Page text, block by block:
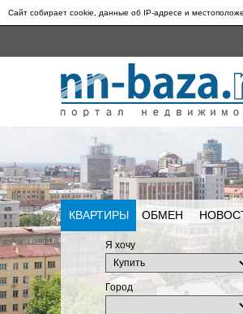
Сайт собирает cookie, данные об IP-адресе и
КВАРТИРЫ ОБМЕН
Я хочу
Город